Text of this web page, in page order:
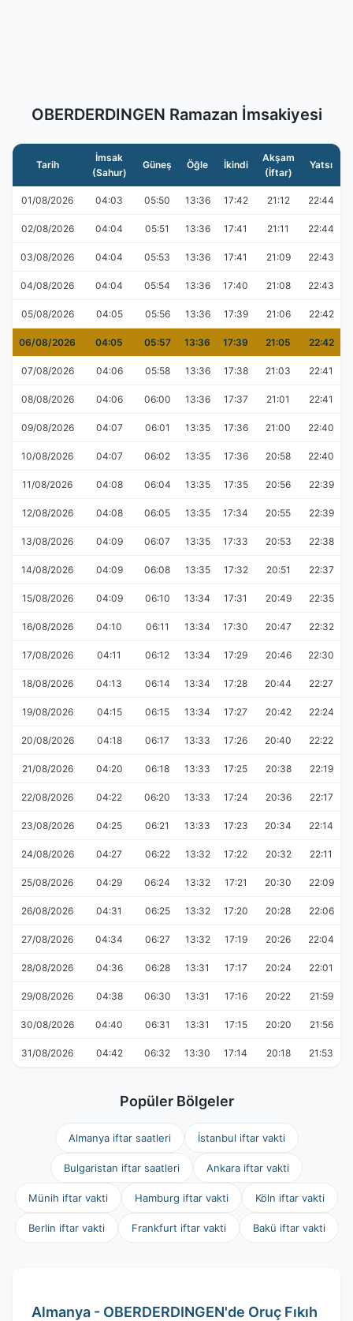
OBERDERDINGEN Ramazan İmsakiyesi
Tarih
İmsak
(Sahur)
Güneş Öğle İkindi
Akşam
(İftar)
Yatsı
01/08/2026 04:03 05:50 13:36 17:42 21:12 22:44
02/08/2026 04:04 05:51 13:36 17:41 21:11 22:44
03/08/2026 04:04 05:53 13:36 17:41 21:09 22:43
04/08/2026 04:04 05:54 13:36 17:40 21:08 22:43
05/08/2026 04:05 05:56 13:36 17:39 21:06 22:42
06/08/2026 04:05 05:57 13:36 17:39 21:05 22:42
07/08/2026 04:06 05:58 13:36 17:38 21:03 22:41
08/08/2026 04:06 06:00 13:36 17:37 21:01 22:41
09/08/2026 04:07 06:01 13:35 17:36 21:00 22:40
10/08/2026 04:07 06:02 13:35 17:36 20:58 22:40
11/08/2026 04:08 06:04 13:35 17:35 20:56 22:39
12/08/2026 04:08 06:05 13:35 17:34 20:55 22:39
13/08/2026 04:09 06:07 13:35 17:33 20:53 22:38
14/08/2026 04:09 06:08 13:35 17:32 20:51 22:37
15/08/2026 04:09 06:10 13:34 17:31 20:49 22:35
16/08/2026 04:10 06:11 13:34 17:30 20:47 22:32
17/08/2026 04:11 06:12 13:34 17:29 20:46 22:30
18/08/2026 04:13 06:14 13:34 17:28 20:44 22:27
19/08/2026 04:15 06:15 13:34 17:27 20:42 22:24
20/08/2026 04:18 06:17 13:33 17:26 20:40 22:22
21/08/2026 04:20 06:18 13:33 17:25 20:38 22:19
22/08/2026 04:22 06:20 13:33 17:24 20:36 22:17
23/08/2026 04:25 06:21 13:33 17:23 20:34 22:14
24/08/2026 04:27 06:22 13:32 17:22 20:32 22:11
25/08/2026 04:29 06:24 13:32 17:21 20:30 22:09
26/08/2026 04:31 06:25 13:32 17:20 20:28 22:06
27/08/2026 04:34 06:27 13:32 17:19 20:26 22:04
28/08/2026 04:36 06:28 13:31 17:17 20:24 22:01
29/08/2026 04:38 06:30 13:31 17:16 20:22 21:59
30/08/2026 04:40 06:31 13:31 17:15 20:20 21:56
31/08/2026 04:42 06:32 13:30 17:14 20:18 21:53
Popüler Bölgeler
Almanya iftar saatleri İstanbul iftar vakti
Bulgaristan iftar saatleri Ankara iftar vakti
Münih iftar vakti Hamburg iftar vakti Köln iftar vakti
Berlin iftar vakti Frankfurt iftar vakti Bakü iftar vakti
Almanya - OBERDERDINGEN'de Oruç Fıkıh